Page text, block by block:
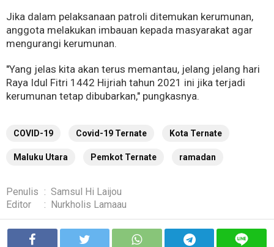
Jika dalam pelaksanaan patroli ditemukan kerumunan,
anggota melakukan imbauan kepada masyarakat agar
mengurangi kerumunan.
"Yang jelas kita akan terus memantau, jelang jelang hari
Raya Idul Fitri 1442 Hijriah tahun 2021 ini jika terjadi
kerumunan tetap dibubarkan," pungkasnya.
COVID-19 Covid-19 Ternate Kota Ternate
Maluku Utara Pemkot Ternate ramadan
Penulis : Samsul Hi Laijou
Editor
: Nurkholis Lamaau